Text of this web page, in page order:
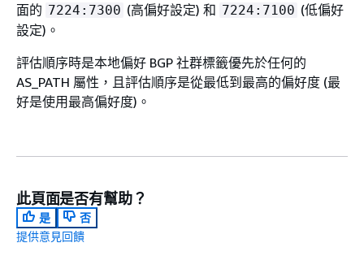
面的 7224:7300 (高偏好設定) 和 7224:7100 (低偏好
設定)。
評估順序時是本地偏好 BGP 社群標籤優先於任何的
AS_PATH 屬性，且評估順序是從最低到最高的偏好度 (最
好是使用最高偏好度)。
此頁面是否有幫助？
是
否
提供意見回饋